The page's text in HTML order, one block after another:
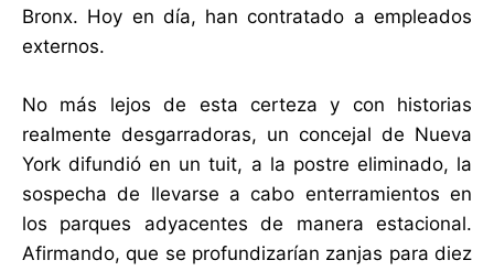
Bronx. Hoy en día, han contratado a empleados
externos.
No más lejos de esta certeza y con historias
realmente desgarradoras, un concejal de Nueva
York difundió en un tuit, a la postre eliminado, la
sospecha de llevarse a cabo enterramientos en
los parques adyacentes de manera estacional.
Afirmando, que se profundizarían zanjas para diez